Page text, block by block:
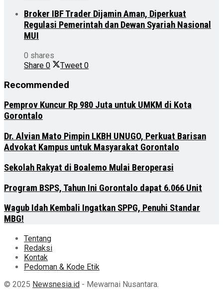
Broker IBF Trader Dijamin Aman, Diperkuat
Regulasi Pemerintah dan Dewan Syariah Nasional
MUI
0 shares
Share 0 Tweet 0
Recommended
Pemprov Kuncur Rp 980 Juta untuk UMKM di Kota
Gorontalo
Dr. Alvian Mato Pimpin LKBH UNUGO, Perkuat Barisan
Advokat Kampus untuk Masyarakat Gorontalo
Sekolah Rakyat di Boalemo Mulai Beroperasi
Program BSPS, Tahun Ini Gorontalo dapat 6.066 Unit
Wagub Idah Kembali Ingatkan SPPG, Penuhi Standar
MBG!
Tentang
Redaksi
Kontak
Pedoman & Kode Etik
© 2025 Newsnesia.id - Mewarnai Nusantara.